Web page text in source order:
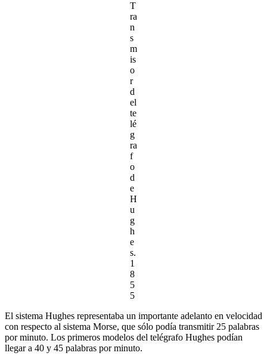
T
ra
n
s
m
is
o
r
d
el
te
lé
g
ra
f
o
d
e
H
u
g
h
e
s.
1
8
5
5
El sistema Hughes representaba un importante adelanto en velocidad
con respecto al sistema Morse, que sólo podía transmitir 25 palabras
por minuto. Los primeros modelos del telégrafo Hughes podían
llegar a 40 y 45 palabras por minuto.